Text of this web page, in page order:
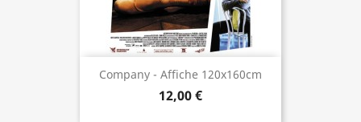
Company - Affiche 120x160cm
12,00 €